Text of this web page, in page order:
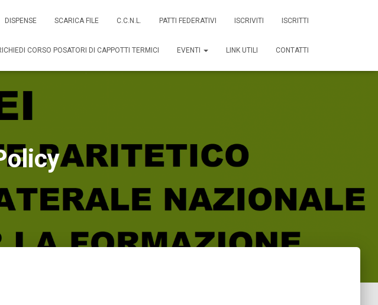
DISPENSE SCARICA FILE C.C.N.L. PATTI FEDERATIVI ISCRIVITI ISCRITTI
CORSO POSATORI DI CAPPOTTI TERMICI EVENTI LINK UTILI CONTATTI